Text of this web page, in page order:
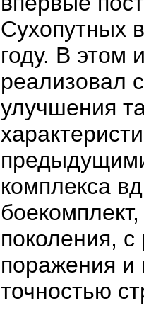
Сухопутных
году. В этом
реализовал
улучшения
комплекса
поколения,
поражения
точностью